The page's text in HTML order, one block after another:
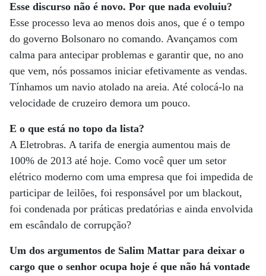
Esse discurso não é novo. Por que nada evoluiu?
Esse processo leva ao menos dois anos, que é o tempo
do governo Bolsonaro no comando. Avançamos com
calma para antecipar problemas e garantir que, no ano
que vem, nós possamos iniciar efetivamente as vendas.
Tínhamos um navio atolado na areia. Até colocá-lo na
velocidade de cruzeiro demora um pouco.
E o que está no topo da lista?
A Eletrobras. A tarifa de energia aumentou mais de
100% de 2013 até hoje. Como você quer um setor
elétrico moderno com uma empresa que foi impedida de
participar de leilões, foi responsável por um blackout,
foi condenada por práticas predatórias e ainda envolvida
em escândalo de corrupção?
Um dos argumentos de Salim Mattar para deixar o
cargo que o senhor ocupa hoje é que não há vontade